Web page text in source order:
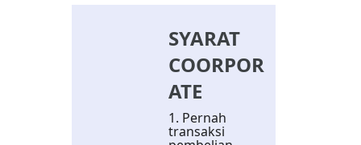
SYARAT
COORPOR
ATE
1. Pernah
transaksi